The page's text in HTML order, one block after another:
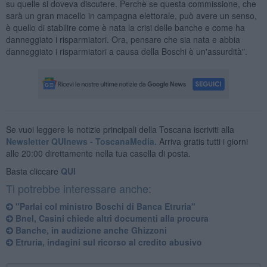
su quelle si doveva discutere. Perchè se questa commissione, che
sarà un gran macello in campagna elettorale, può avere un senso,
è quello di stabilire come è nata la crisi delle banche e come ha
danneggiato i risparmiatori. Ora, pensare che sia nata e abbia
danneggiato i risparmiatori a causa della Boschi è un'assurdità".
Se vuoi leggere le notizie principali della Toscana iscriviti alla
Newsletter QUInews - ToscanaMedia. Arriva gratis tutti i giorni
alle 20:00 direttamente nella tua casella di posta.
Basta cliccare QUI
Ti potrebbe interessare anche:
"Parlai col ministro Boschi di Banca Etruria"
Bnel, Casini chiede altri documenti alla procura
Banche, in audizione anche Ghizzoni
Etruria, indagini sul ricorso al credito abusivo